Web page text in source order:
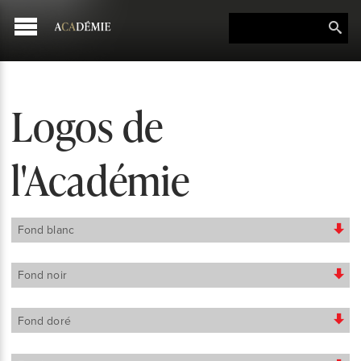
Logos de
l'Académie
Fond blanc
Fond noir
Fond doré